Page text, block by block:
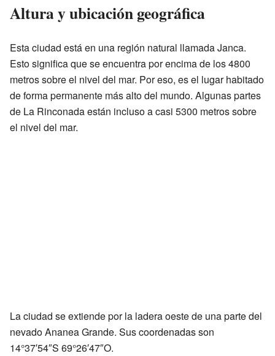
Altura y ubicación geográfica
Esta ciudad está en una región natural llamada Janca.
Esto significa que se encuentra por encima de los 4800
metros sobre el nivel del mar. Por eso, es el lugar habitado
de forma permanente más alto del mundo. Algunas partes
de La Rinconada están incluso a casi 5300 metros sobre
el nivel del mar.
La ciudad se extiende por la ladera oeste de una parte del
nevado Ananea Grande. Sus coordenadas son
14°37′54″S 69°26′47″O.